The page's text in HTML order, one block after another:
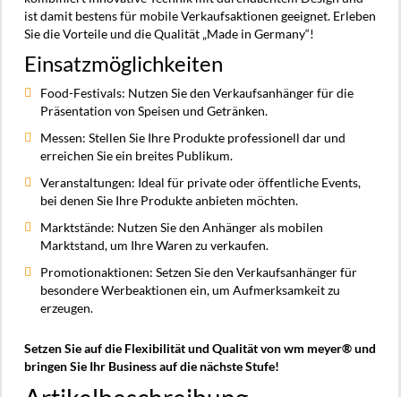
ist damit bestens für mobile Verkaufsaktionen geeignet. Erleben
Sie die Vorteile und die Qualität „Made in Germany“!
Einsatzmöglichkeiten
Food-Festivals: Nutzen Sie den Verkaufsanhänger für die
Präsentation von Speisen und Getränken.
Messen: Stellen Sie Ihre Produkte professionell dar und
erreichen Sie ein breites Publikum.
Veranstaltungen: Ideal für private oder öffentliche Events,
bei denen Sie Ihre Produkte anbieten möchten.
Marktstände: Nutzen Sie den Anhänger als mobilen
Marktstand, um Ihre Waren zu verkaufen.
Promotionaktionen: Setzen Sie den Verkaufsanhänger für
besondere Werbeaktionen ein, um Aufmerksamkeit zu
erzeugen.
Setzen Sie auf die Flexibilität und Qualität von wm meyer® und
bringen Sie Ihr Business auf die nächste Stufe!